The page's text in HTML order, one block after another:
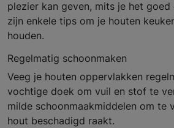
plezier kan geven, mits je het
zijn enkele tips om je houten
houden.
Regelmatig schoonmaken
Veeg je houten oppervlakken
vochtige doek om vuil en stof te
milde schoonmaakmiddelen om te
hout beschadigd raakt.